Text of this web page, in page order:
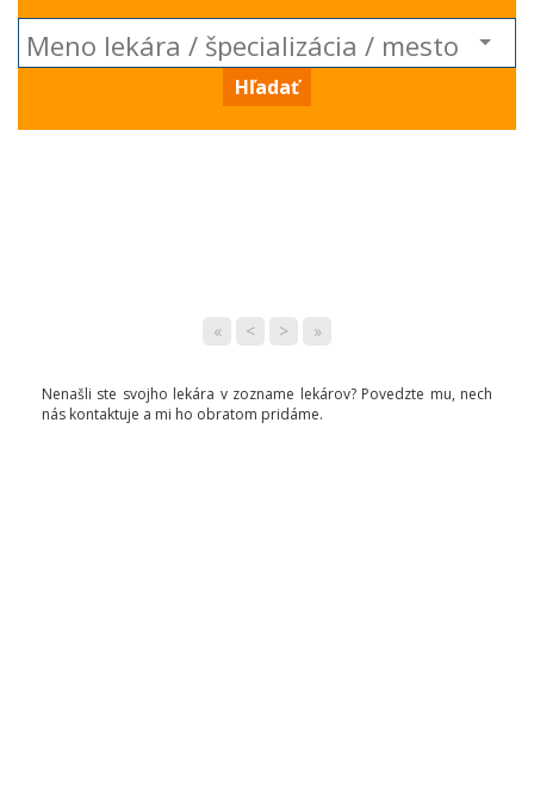
Hľadať
« < > »
Nenašli ste svojho lekára v zozname lekárov? Povedzte mu, nech
nás kontaktuje a mi ho obratom pridáme.